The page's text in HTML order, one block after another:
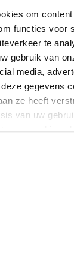
om
functies voor
te
gebruik van
media,
gegevens
ze heeft
van uw
onze cookies
€2.820,00
Excl. btw
Cisco Meraki
3 jaar
Licentie om een
Cisco Meraki